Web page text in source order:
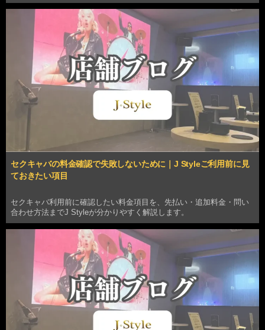
すめのお店を知りたい」という方に向けて、イベント時期のJ Styleが
なぜこれほどまでに選ばれるのか、そ…
セクキャバの料金確認で失敗しないために｜J Styleご利用前に見
ておきたい項目
セクキャバ利用前に確認したい料金項目を、先払い・追加料金・問い
合わせ方法までJ Styleが分かりやすく解説します。